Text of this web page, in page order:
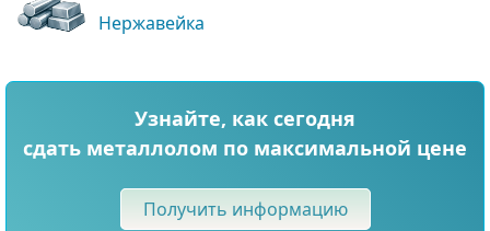
Нержавейка
Узнайте, как сегодня
сдать металлолом по максимальной цене
Получить информацию